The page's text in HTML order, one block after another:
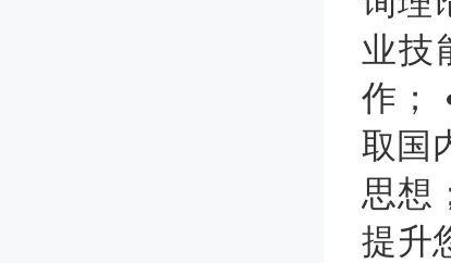
业技
作；
取国
思想
提升